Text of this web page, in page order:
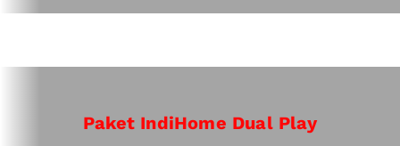
Paket IndiHome Dual Play